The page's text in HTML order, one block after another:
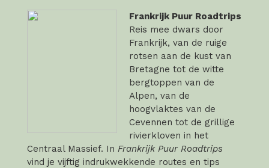
Frankrijk Puur Roadtrips
Reis mee dwars door
Frankrijk, van de ruige
rotsen aan de kust van
Bretagne tot de witte
bergtoppen van de
Alpen, van de
hoogvlaktes van de
Cevennen tot de grillige
rivierkloven in het
Centraal Massief. In Frankrijk Puur Roadtrips
vind je vijftig indrukwekkende routes en tips